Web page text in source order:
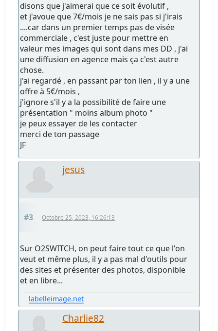
disons que j'aimerai que ce soit évolutif ,
et j'avoue que 7€/mois je ne sais pas si j'irais
....car dans un premier temps pas de visée
commerciale , c'est juste pour mettre en
valeur mes images qui sont dans mes DD , j'ai
une diffusion en agence mais ça c'est autre
chose.
j'ai regardé , en passant par ton lien , il y a une
offre à 5€/mois ,
j'ignore s'il y a la possibilité de faire une
présentation " moins album photo "
je peux essayer de les contacter
merci de ton passage
JF
jesus
#3 Octobre 25, 2023, 16:26:13
Sur O2SWITCH, on peut faire tout ce que l'on
veut et même plus, il y a pas mal d'outils pour
des sites et présenter des photos, disponible
et en libre...
labelleimage.net
Charlie82